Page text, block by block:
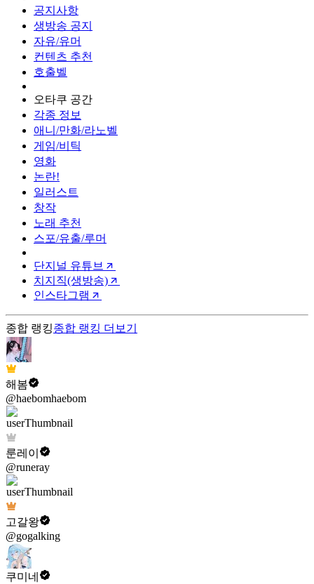
공지사항
생방송 공지
자유/유머
컨텐츠 추천
호출벨
오타쿠 공간
각종 정보
애니/만화/라노벨
게임/비틱
영화
논란!
일러스트
창작
노래 추천
스포/유출/루머
단지널 유튜브
치지직(생방송)
인스타그램
종합 랭킹종합 랭킹 더보기
해봄
@haebomhaebom
룬레이
@runeray
고갈왕
@gogalking
쿠미네